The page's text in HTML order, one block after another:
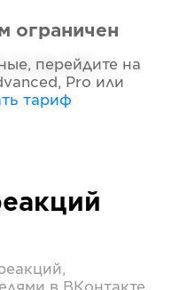
ограничен
перейдите на
Pro или
тариф